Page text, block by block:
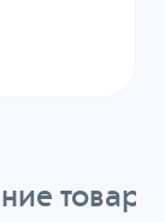
товара